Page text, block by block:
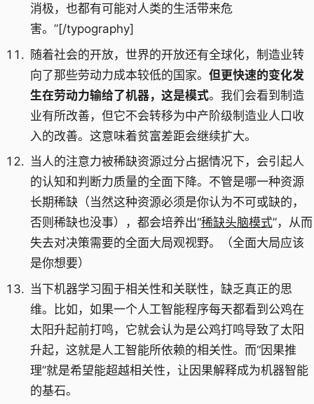
消极，也都有可能对人类的生活带来危
害。”[/typography]
随着社会的开放，世界的开放还有全球化，制造业转
向了那些劳动力成本较低的国家。 但更快速的变化发
生在劳动力输给了机器，这是模式。我们会看到制造
业有所改善，但它不会转移为中产阶级制造业人口收
入的改善。这意味着贫富差距会继续扩大。
当人的注意力被稀缺资源过分占据情况下，会引起人
的认知和判断力质量的全面下降。不管是哪一种资源
长期稀缺（当然这种资源必须是你认为不可或缺的，
否则稀缺也没事），都会培养出“稀缺头脑模式”，从而
失去对决策需要的全面大局观视野。（全面大局应该
是你想要）
当下机器学习囿于相关性和关联性，缺乏真正的思
维。比如，如果一个人工智能程序每天都看到公鸡在
太阳升起前打鸣，它就会认为是公鸡打鸣导致了太阳
升起，这就是人工智能所依赖的相关性。而“因果推
理”就是希望能超越相关性，让因果解释成为机器智能
的基石。